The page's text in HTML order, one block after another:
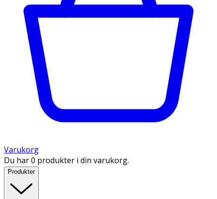
Varukorg
Du har 0 produkter i din varukorg.
Produkter